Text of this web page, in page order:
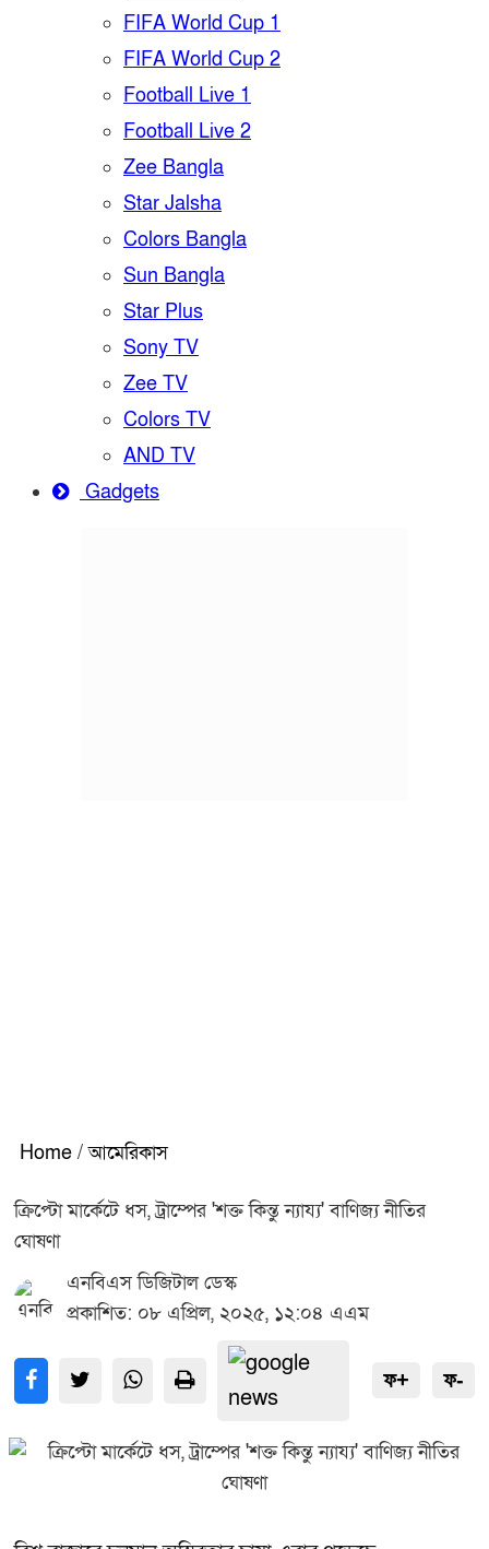
FIFA World Cup 1
FIFA World Cup 2
Football Live 1
Football Live 2
Zee Bangla
Star Jalsha
Colors Bangla
Sun Bangla
Star Plus
Sony TV
Zee TV
Colors TV
AND TV
Gadgets
Home / আমেরিকাস
ক্রিপ্টো মার্কেটে ধস, ট্রাম্পের 'শক্ত কিন্তু ন্যায্য' বাণিজ্য নীতির
ঘোষণা
এনবিএস ডিজিটাল ডেস্ক
প্রকাশিত: ০৮ এপ্রিল, ২০২৫, ১২:০৪ এএম
ফ+ ফ-